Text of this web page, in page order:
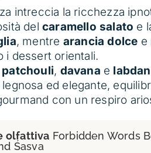
intreccia la ricchezza
delcaramello salato e
, mentre arancia dolce e
i dessert orientali.
patchouli, davana e
ed elegante,
con un respiro
olfattiva Forbidden Words
Śasva